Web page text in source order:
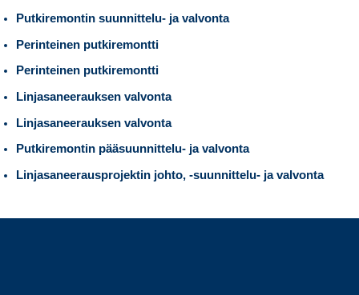
Putkiremontin suunnittelu- ja valvonta
Perinteinen putkiremontti
Perinteinen putkiremontti
Linjasaneerauksen valvonta
Linjasaneerauksen valvonta
Putkiremontin pääsuunnittelu- ja valvonta
Linjasaneerausprojektin johto, -suunnittelu- ja valvonta